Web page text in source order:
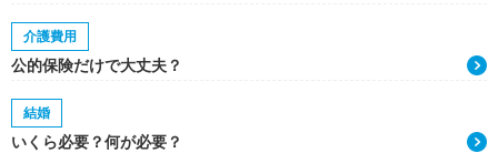
介護費用
公的保険だけで大丈夫？
結婚
いくら必要？何が必要？